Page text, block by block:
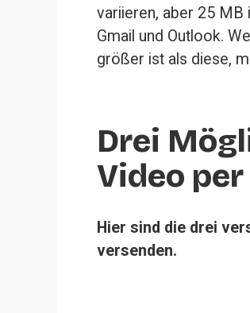
variieren, aber 25
Gmail und Outlook.
größer ist als diese,
Drei
Video
Hier sind die drei
versenden.